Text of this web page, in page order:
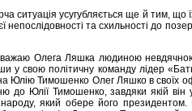
ситуація усугубляється ще й тим, що
непослідовності та схильності до
Олега Ляшка людиною невдячною.
у свою політичну команду лідер
на Юлію Тимошенко Олег Ляшко в
Юлії Тимошенко, завдяки якій він
який обере його